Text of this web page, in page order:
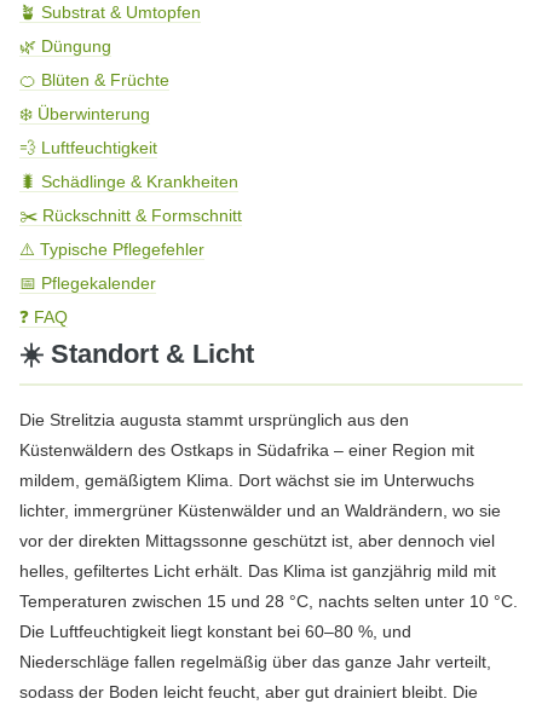
🪴 Substrat & Umtopfen
🌿 Düngung
🍊 Blüten & Früchte
❄️ Überwinterung
💨 Luftfeuchtigkeit
🐛 Schädlinge & Krankheiten
✂️ Rückschnitt & Formschnitt
⚠️ Typische Pflegefehler
📅 Pflegekalender
❓ FAQ
☀️ Standort & Licht
Die Strelitzia augusta stammt ursprünglich aus den
Küstenwäldern des Ostkaps in Südafrika – einer Region mit
mildem, gemäßigtem Klima. Dort wächst sie im Unterwuchs
lichter, immergrüner Küstenwälder und an Waldrändern, wo sie
vor der direkten Mittagssonne geschützt ist, aber dennoch viel
helles, gefiltertes Licht erhält. Das Klima ist ganzjährig mild mit
Temperaturen zwischen 15 und 28 °C, nachts selten unter 10 °C.
Die Luftfeuchtigkeit liegt konstant bei 60–80 %, und
Niederschläge fallen regelmäßig über das ganze Jahr verteilt,
sodass der Boden leicht feucht, aber gut drainiert bleibt. Die